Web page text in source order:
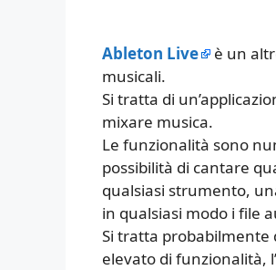
Ableton Live
è un
musicali.
Si tratta di
mixare musica.
Le funzionalità sono
possibilità di cantare
qualsiasi strumento,
in qualsiasi modo i file
Si tratta
elevato di funzionalità,